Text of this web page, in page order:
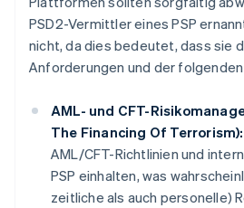
PSD2-Vermittler eines PSP
nicht, da dies bedeutet, dass sie
Anforderungen und der
AML- und CFT-
The Financing Of Terrorism):
AML/CFT-Richtlinien und
PSP einhalten, was
zeitliche als auch personelle)